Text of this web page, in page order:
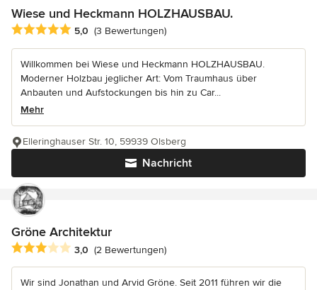
Wiese und Heckmann HOLZHAUSBAU.
Durchschnittliche Bewertung: 5 von 5 Sternen
5,0 (3 Bewertungen)
Willkommen bei Wiese und Heckmann HOLZHAUSBAU.
Moderner Holzbau jeglicher Art: Vom Traumhaus über
Anbauten und Aufstockungen bis hin zu Car...
Mehr
Nachricht
Elleringhauser Str. 10, 59939 Olsberg
Gröne Architektur
Durchschnittliche Bewertung: 3 von 5 Sternen
3,0 (2 Bewertungen)
Wir sind Jonathan und Arvid Gröne. Seit 2011 führen wir die